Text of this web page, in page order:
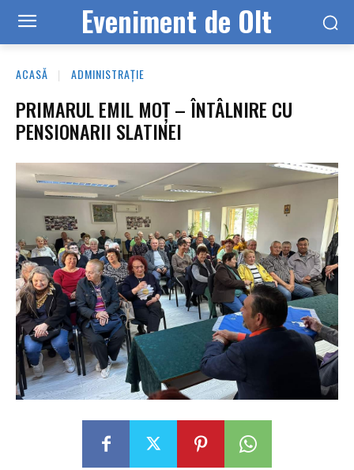
Eveniment de Olt
ACASĂ ADMINISTRAȚIE
PRIMARUL EMIL MOȚ – ÎNTÂLNIRE CU
PENSIONARII SLATINEI